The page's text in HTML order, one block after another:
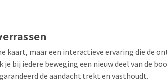
kaart, maar een interactieve ervaring die de
je bij iedere beweging een nieuw deel van de
de aandacht trekt en vasthoudt.